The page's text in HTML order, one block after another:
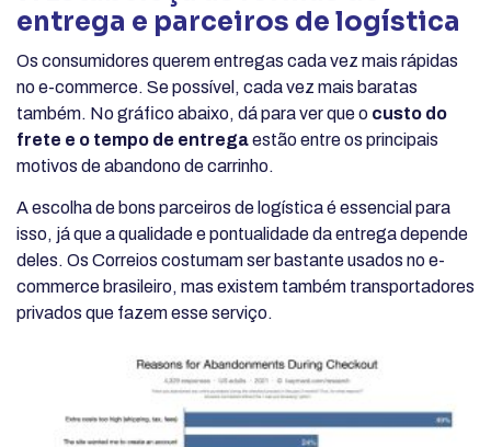
entrega e parceiros de logística
Os consumidores querem entregas cada vez mais rápidas
no e-commerce. Se possível, cada vez mais baratas
também. No gráfico abaixo, dá para ver que o custo do
frete e o tempo de entregaestão entre os principais
motivos de abandono de carrinho.
A escolha de bons parceiros de logística é essencial para
isso, já que a qualidade e pontualidade da entrega depende
deles. Os Correios costumam ser bastante usados no e-
commerce brasileiro, mas existem também transportadores
privados que fazem esse serviço.